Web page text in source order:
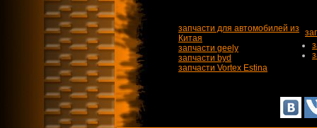
запчасти для автомобилей из
Китая
запчасти geely
запчасти byd
запчасти Vortex Estina